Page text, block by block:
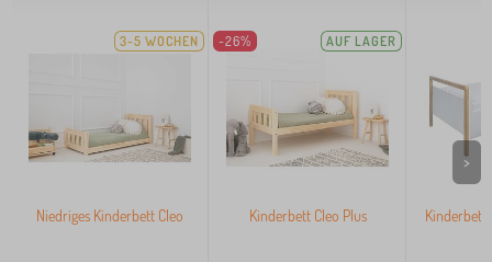
3-5 WOCHEN
Niedriges Kinderbett Cleo
-26% AUF LAGER
Kinderbett Cleo Plus
Kinderbett
>